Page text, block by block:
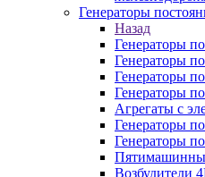
Генераторы
Назад
Генераторы
Генераторы
Генераторы
Генераторы
Агрегаты с
Генераторы
Генераторы
Возбудители